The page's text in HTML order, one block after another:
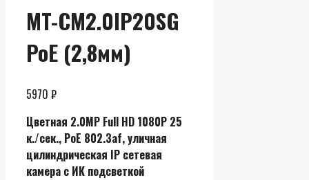
MT-CM2.0IP20SG
PoE (2,8мм)
5970 ₽
Цветная 2.0MP Full HD 1080P 25
к./сек., PoE 802.3af, уличная
цилиндрическая IP сетевая
камера с ИК подсветкой